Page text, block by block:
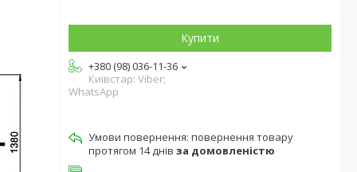
Купити
+380 (98) 036-11-36
Київстар: Viber;
WhatsApp
повернення товару
протягом 14 днів за домовленістю